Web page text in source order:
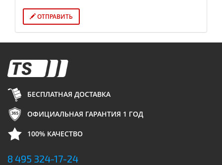
ОТПРАВИТЬ
БЕСПЛАТНАЯ ДОСТАВКА
ОФИЦИАЛЬНАЯ ГАРАНТИЯ 1 ГОД
100% КАЧЕСТВО
8 495 324-17-24